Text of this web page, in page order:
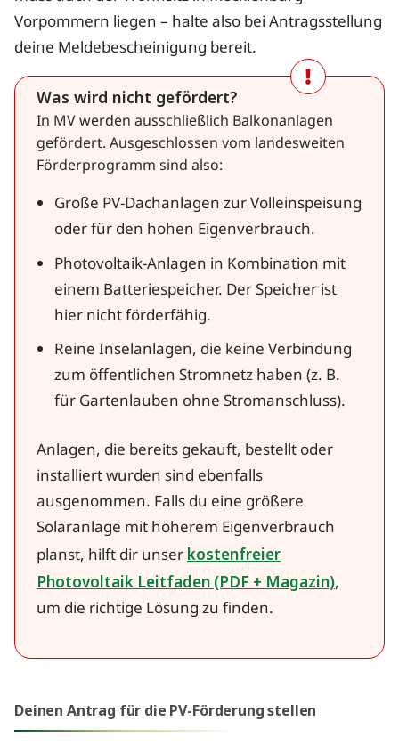
Vorpommern liegen – halte also bei Antragsstellung
deine Meldebescheinigung bereit.
Was wird nicht gefördert?
In MV werden ausschließlich Balkonanlagen
gefördert. Ausgeschlossen vom landesweiten
Förderprogramm sind also:
Große PV-Dachanlagen zur Volleinspeisung
oder für den hohen Eigenverbrauch.
Photovoltaik-Anlagen in Kombination mit
einem Batteriespeicher. Der Speicher ist
hier nicht förderfähig.
Reine Inselanlagen, die keine Verbindung
zum öffentlichen Stromnetz haben (z. B.
für Gartenlauben ohne Stromanschluss).
Anlagen, die bereits gekauft, bestellt oder
installiert wurden sind ebenfalls
ausgenommen. Falls du eine größere
Solaranlage mit höherem Eigenverbrauch
planst, hilft dir unser kostenfreier
Photovoltaik Leitfaden (PDF + Magazin),
um die richtige Lösung zu finden.
Deinen Antrag für die PV-Förderung stellen